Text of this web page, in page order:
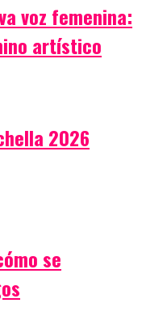
voz femenina:
artístico
2026
se